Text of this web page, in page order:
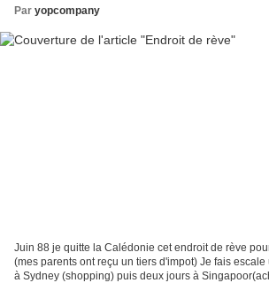
Par yopcompany
Juin 88 je quitte la Calédonie cet endroit de rève
(mes parents ont reçu un tiers d'impot) Je fais
à Sydney (shopping) puis deux jours à